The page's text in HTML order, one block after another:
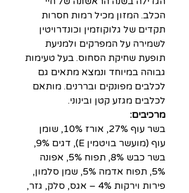
הכלב. המזון מכיל רמות חסרות
תקדים של גלוקוזמין וכונדרויטין
לשמירה על המפרקים ולמניעת
תופעת שחיקת הסחוס. בעל טעימות
גבוהה במיוחד ונמצא מתאים גם
לכלבים מפונקים ובררנים. מותאם
לכלבים מגזע קטן ובינוני.
מרכיבים:
בשר עוף 27%, אורז 10%, שומן
עוף (מועשר בויטמין E), דגים 9%,
בשר כבש 8%, תפוח 5%, אפונה
5%, תפוח אדמה 5%, שמן סלמון,
פירות וירקות 4% – אגס, סלק, גזר,